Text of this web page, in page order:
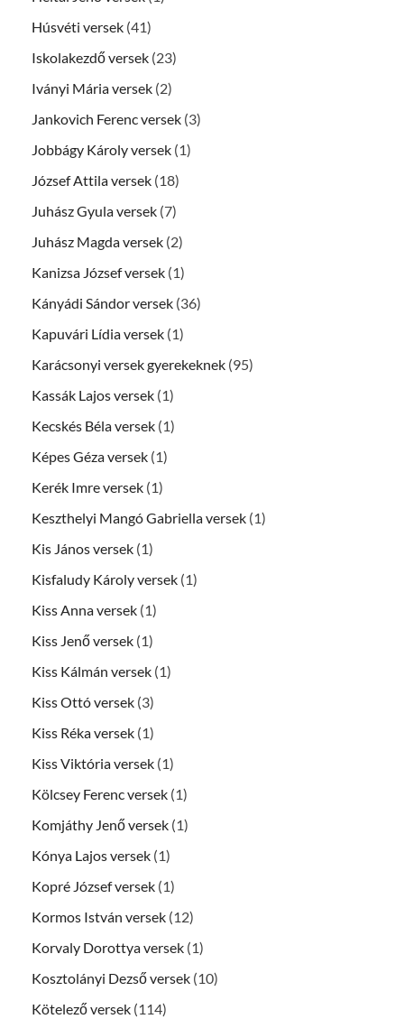
Húsvéti versek (41)
Iskolakezdő versek (23)
Iványi Mária versek (2)
Jankovich Ferenc versek (3)
Jobbágy Károly versek (1)
József Attila versek (18)
Juhász Gyula versek (7)
Juhász Magda versek (2)
Kanizsa József versek (1)
Kányádi Sándor versek (36)
Kapuvári Lídia versek (1)
Karácsonyi versek gyerekeknek (95)
Kassák Lajos versek (1)
Kecskés Béla versek (1)
Képes Géza versek (1)
Kerék Imre versek (1)
Keszthelyi Mangó Gabriella versek (1)
Kis János versek (1)
Kisfaludy Károly versek (1)
Kiss Anna versek (1)
Kiss Jenő versek (1)
Kiss Kálmán versek (1)
Kiss Ottó versek (3)
Kiss Réka versek (1)
Kiss Viktória versek (1)
Kölcsey Ferenc versek (1)
Komjáthy Jenő versek (1)
Kónya Lajos versek (1)
Kopré József versek (1)
Kormos István versek (12)
Korvaly Dorottya versek (1)
Kosztolányi Dezső versek (10)
Kötelező versek (114)